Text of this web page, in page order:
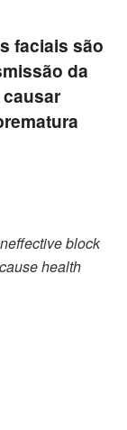
faciais são
da
causar
block
health